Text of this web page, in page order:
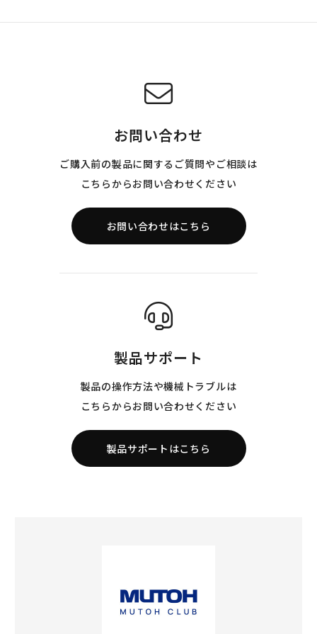
お問い合わせ
ご購入前の製品に関するご質問やご相談は
こちらからお問い合わせください
お問い合わせはこちら
製品サポート
製品の操作方法や機械トラブルは
こちらからお問い合わせください
製品サポートはこちら